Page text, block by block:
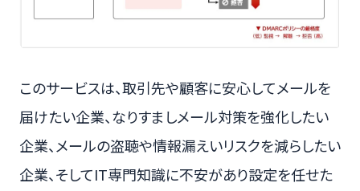
このサービスは、取引先や顧客に安心してメールを
届けたい企業、なりすましメール対策を強化したい
企業、メールの盗聴や情報漏えいリスクを減らしたい
企業、そしてIT専門知識に不安があり設定を任せた